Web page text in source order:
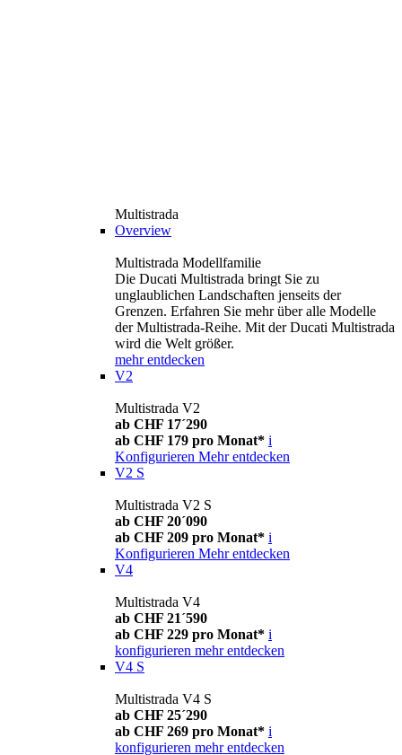
Multistrada
Overview
Multistrada Modellfamilie
Die Ducati Multistrada bringt Sie zu
unglaublichen Landschaften jenseits der
Grenzen. Erfahren Sie mehr über alle Modelle
der Multistrada-Reihe. Mit der Ducati Multistrada
wird die Welt größer.
mehr entdecken
V2
Multistrada V2
ab CHF 17´290
ab CHF 179 pro Monat* i
Konfigurieren Mehr entdecken
V2 S
Multistrada V2 S
ab CHF 20´090
ab CHF 209 pro Monat* i
Konfigurieren Mehr entdecken
V4
Multistrada V4
ab CHF 21´590
ab CHF 229 pro Monat* i
konfigurieren mehr entdecken
V4 S
Multistrada V4 S
ab CHF 25´290
ab CHF 269 pro Monat* i
konfigurieren mehr entdecken